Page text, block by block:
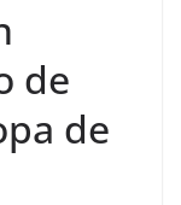
de
de